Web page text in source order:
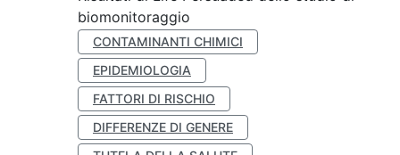
biomonitoraggio
CONTAMINANTI CHIMICI
EPIDEMIOLOGIA
FATTORI DI RISCHIO
DIFFERENZE DI GENERE